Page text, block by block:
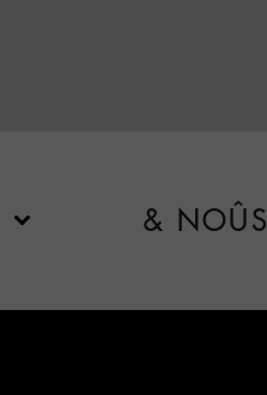
& NOÛS